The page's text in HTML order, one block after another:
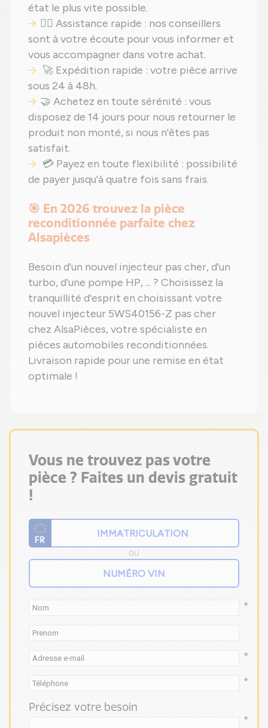
état le plus vite possible.
🙋‍♂️ Assistance rapide : nos conseillers
sont à votre écoute pour vous informer et
vous accompagner dans votre achat.
🚀 Expédition rapide : votre pièce arrive
sous 24 à 48h.
🤝 Achetez en toute sérénité : vous
disposez de 14 jours pour nous retourner le
produit non monté, si nous n'êtes pas
satisfait.
💳 Payez en toute flexibilité : possibilité
de payer jusqu'à quatre fois sans frais.
🎯 En 2026 trouvez la pièce
reconditionnée parfaite chez
Alsapièces
Besoin d'un nouvel injecteur pas cher, d'un
turbo, d'une pompe HP, ... ? Choisissez la
tranquillité d'esprit en choisissant votre
nouvel injecteur 5WS40156-Z pas cher
chez AlsaPièces, votre spécialiste en
pièces automobiles reconditionnées.
Livraison rapide pour une remise en état
optimale !
Vous ne trouvez pas votre
pièce ? Faites un devis gratuit
!
OU
*
*
*
Précisez votre besoin
*